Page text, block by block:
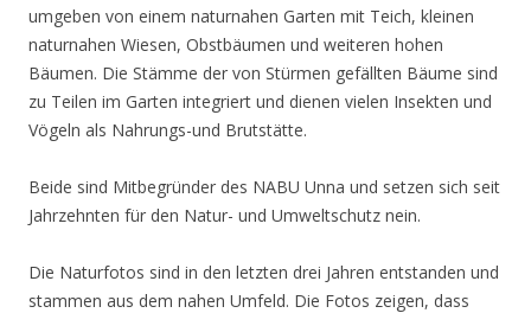
umgeben von einem naturnahen Garten mit Teich, kleinen
naturnahen Wiesen, Obstbäumen und weiteren hohen
Bäumen. Die Stämme der von Stürmen gefällten Bäume sind
zu Teilen im Garten integriert und dienen vielen Insekten und
Vögeln als Nahrungs-und Brutstätte.
Beide sind Mitbegründer des NABU Unna und setzen sich seit
Jahrzehnten für den Natur- und Umweltschutz nein.
Die Naturfotos sind in den letzten drei Jahren entstanden und
stammen aus dem nahen Umfeld. Die Fotos zeigen, dass